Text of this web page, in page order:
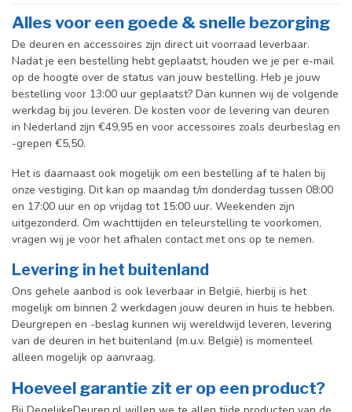
Alles voor een goede & snelle bezorging
De deuren en accessoires zijn direct uit voorraad leverbaar.
Nadat je een bestelling hebt geplaatst, houden we je per e-mail
op de hoogte over de status van jouw bestelling. Heb je jouw
bestelling voor 13:00 uur geplaatst? Dan kunnen wij de volgende
werkdag bij jou leveren. De kosten voor de levering van deuren
in Nederland zijn €49,95 en voor accessoires zoals deurbeslag en
-grepen €5,50.
Het is daarnaast ook mogelijk om een bestelling af te halen bij
onze vestiging. Dit kan op maandag t/m donderdag tussen 08:00
en 17:00 uur en op vrijdag tot 15:00 uur. Weekenden zijn
uitgezonderd. Om wachttijden en teleurstelling te voorkomen,
vragen wij je voor het afhalen contact met ons op te nemen.
Levering in het buitenland
Ons gehele aanbod is ook leverbaar in België, hierbij is het
mogelijk om binnen 2 werkdagen jouw deuren in huis te hebben.
Deurgrepen en -beslag kunnen wij wereldwijd leveren, levering
van de deuren in het buitenland (m.u.v. België) is momenteel
alleen mogelijk op aanvraag.
Hoeveel garantie zit er op een product?